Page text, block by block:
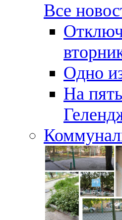
Все
Одно
На